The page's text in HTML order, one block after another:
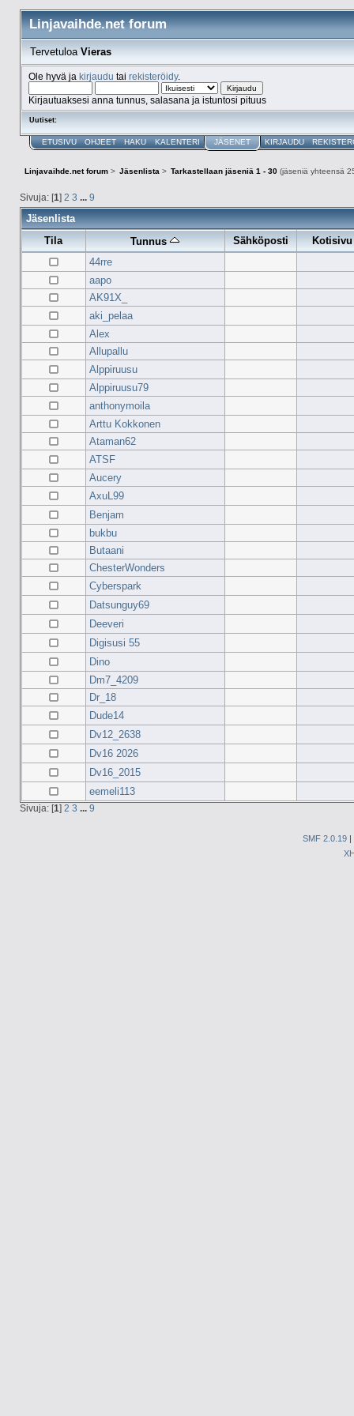
Linjavaihde.net forum
TervetuloaVieras
Ole hyvä ja kirjaudu tai rekisteröidy.
Kirjautuaksesi anna tunnus, salasana ja istuntosi pituus
Uutiset:
ETUSIVU OHJEET HAKU KALENTERI JÄSENET KIRJAUDU
Linjavaihde.net forum> Jäsenlista > Tarkastellaan jäseniä 1 - 30 (jäseniä yhteensä
Sivuja: [1] 2 3 ... 9
Jäsenlista
Tila
Tunnus Sähköposti
Kotisivu
44rre
aapo
AK91X_
aki_pelaa
Alex
Allupallu
Alppiruusu
Alppiruusu79
anthonymoila
Arttu Kokkonen
Ataman62
ATSF
Aucery
AxuL99
Benjam
bukbu
Butaani
ChesterWonders
Cyberspark
Datsunguy69
Deeveri
Digisusi 55
Dino
Dm7_4209
Dr_18
Dude14
Dv12_2638
Dv16 2026
Dv16_2015
eemeli113
Sivuja: [1] 2 3 ... 9
SMF 2.0.19